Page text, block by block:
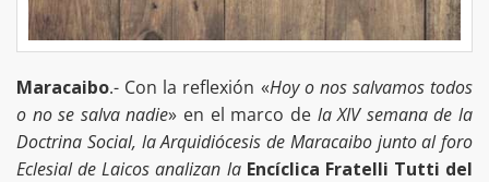
Maracaibo.- Con la reflexión «Hoy o nos salvamos todos
o no se salva nadie» en el marco de la XIV semana de la
Doctrina Social, la Arquidiócesis de Maracaibo junto al foro
Eclesial de Laicos analizan la Encíclica Fratelli Tutti del